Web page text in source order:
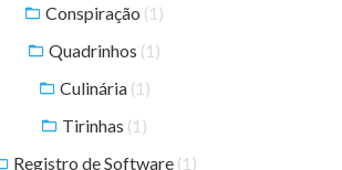
Conspiração (1)
Quadrinhos (1)
Culinária (1)
Tirinhas (1)
Registro de Software (1)